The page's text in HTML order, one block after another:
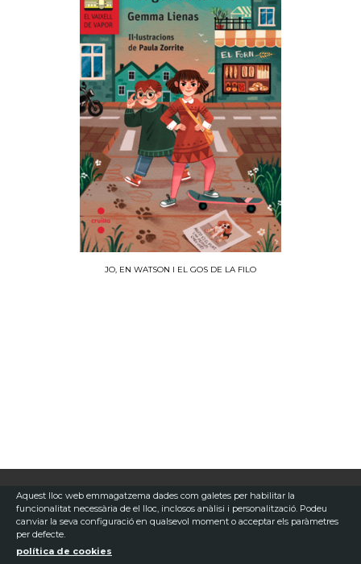
JO, EN WATSON I EL GOS DE LA FILO
Aquest lloc web emmagatzema dades com galetes per habilitar la
funcionalitat necessària de el lloc, inclosos anàlisi i personalització. Podeu
canviar la seva configuració en qualsevol moment o acceptar els paràmetres
per defecte.
política de cookies